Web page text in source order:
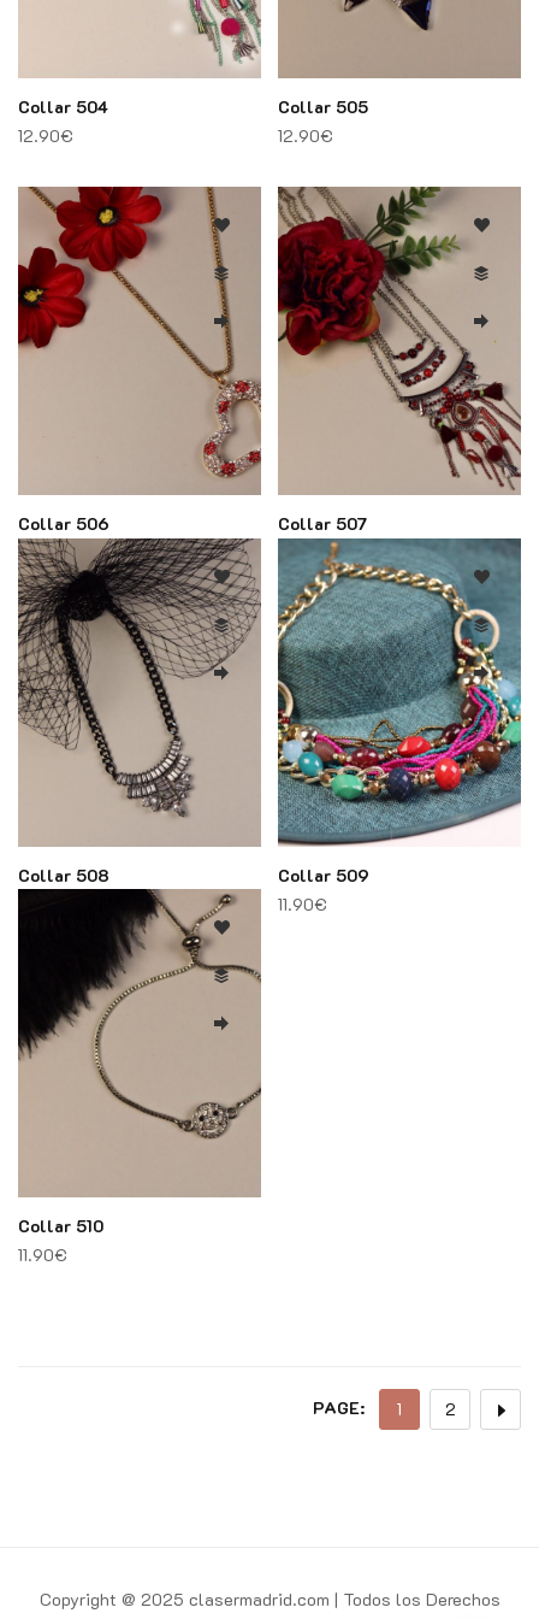
Collar 504
12.90€
Collar 505
12.90€
Collar 506
9.90€
Collar 507
12.90 €
Collar 508
Collar 509
11.90€
Collar 510
11.90€
PAGE: 1 2
Copyright @ 2025 clasermadrid.com | Todos los Derechos